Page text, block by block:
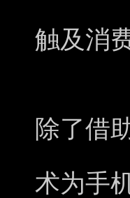
触及消
除了借
术为手